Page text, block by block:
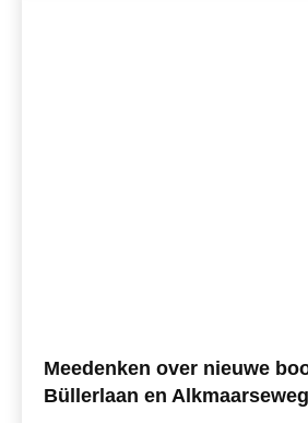
Meedenken over nieuwe
Büllerlaan en Alkmaarseweg